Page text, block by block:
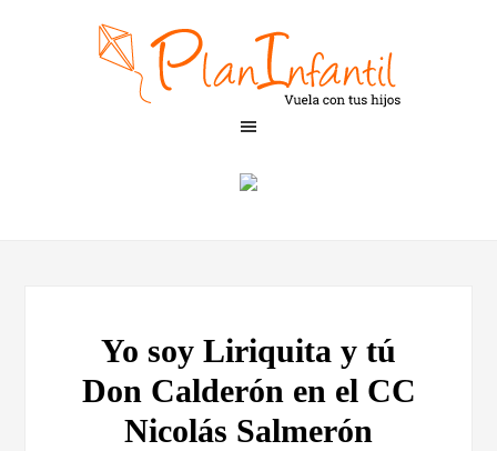
Yo soy Liriquita y tú
Don Calderón en el CC
Nicolás Salmerón